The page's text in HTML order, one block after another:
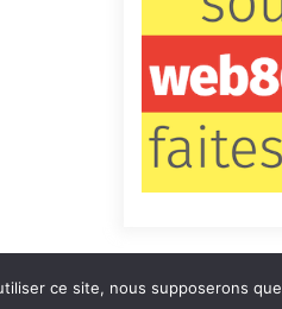
Contact Qui sommes-
ce site, nous supposerons